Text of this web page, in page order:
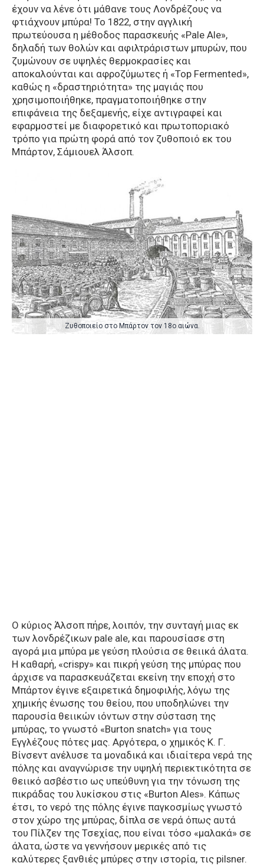
έχουν να λένε ότι μάθανε τους Λονδρέζους να
φτιάχνουν μπύρα! Το 1822, στην αγγλική
πρωτεύουσα η μέθοδος παρασκευής «Pale Ale»,
δηλαδή των θολών και αφιλτράριστων μπυρών, που
ζυμώνουν σε υψηλές θερμοκρασίες και
αποκαλούνται και αφροζύμωτες ή «Top Fermented»,
καθώς η «δραστηριότητα» της μαγιάς που
χρησιμοποιήθηκε, πραγματοποιήθηκε στην
επιφάνεια της δεξαμενής, είχε αντιγραφεί και
εφαρμοστεί με διαφορετικό και πρωτοποριακό
τρόπο για πρώτη φορά από τον ζυθοποιό εκ του
Μπάρτον, Σάμιουελ Άλσοπ.
Ζυθοποιείο στο Μπάρτον τον 18ο αιώνα.
Ο κύριος Άλσοπ πήρε, λοιπόν, την συνταγή μιας εκ
των λονδρέζικων pale ale, και παρουσίασε στη
αγορά μια μπύρα με γεύση πλούσια σε θειικά άλατα.
Η καθαρή, «crispy» και πικρή γεύση της μπύρας που
άρχισε να παρασκευάζεται εκείνη την εποχή στο
Μπάρτον έγινε εξαιρετικά δημοφιλής, λόγω της
χημικής ένωσης του θείου, που υποδηλώνει την
παρουσία θειικών ιόντων στην σύσταση της
μπύρας, το γνωστό «Burton snatch» για τους
Εγγλέζους πότες μας. Αργότερα, ο χημικός Κ. Γ.
Βίνσεντ ανέλυσε τα μοναδικά και ιδιαίτερα νερά της
πόλης και αναγνώρισε την υψηλή περιεκτικότητα σε
θειικό ασβέστιο ως υπεύθυνη για την τόνωση της
πικράδας του λυκίσκου στις «Burton Ales». Κάπως
έτσι, το νερό της πόλης έγινε παγκοσμίως γνωστό
στον χώρο της μπύρας, δίπλα σε νερά όπως αυτά
του Πίλζεν της Τσεχίας, που είναι τόσο «μαλακά» σε
άλατα, ώστε να γεννήσουν μερικές από τις
καλύτερες ξανθιές μπύρες στην ιστορία, τις pilsner.